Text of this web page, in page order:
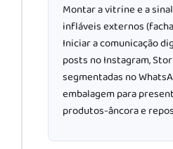
Montar a vitrine e a
infláveis externos
Iniciar a comunicação
posts no Instagram,
segmentadas no
embalagem para
produtos-âncora e